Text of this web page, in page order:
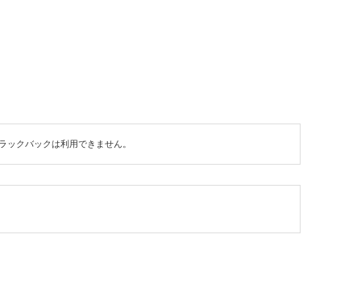
ックバックは利用できません。